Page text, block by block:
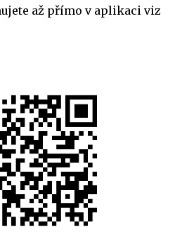
až přímo v aplikaci viz